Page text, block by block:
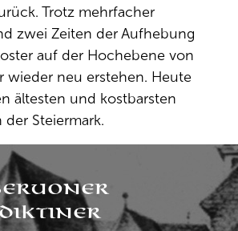
Trotz mehrfacher
zwei Zeiten der Aufhebung
auf der Hochebene von
wieder neu erstehen. Heute
ältesten und kostbarsten
Steiermark.